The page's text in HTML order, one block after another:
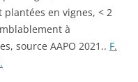
en vignes, < 2
à
source AAPO 2021.. F.